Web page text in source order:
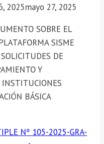
2025mayo 27, 2025
SOBRE EL
SISME
DE
Y
BÁSICA
Nº 105-2025-GRA-